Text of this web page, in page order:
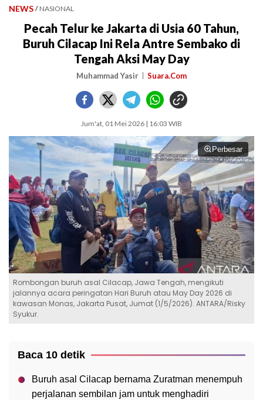
NEWS / NASIONAL
Pecah Telur ke Jakarta di Usia 60 Tahun,
Buruh Cilacap Ini Rela Antre Sembako di
Tengah Aksi May Day
Muhammad Yasir Suara.Com
Jum'at, 01 Mei 2026 | 16:03 WIB
Perbesar
Rombongan buruh asal Cilacap, Jawa Tengah, mengikuti
jalannya acara peringatan Hari Buruh atau May Day 2026 di
kawasan Monas, Jakarta Pusat, Jumat (1/5/2026). ANTARA/Risky
Syukur.
Baca 10 detik
Buruh asal Cilacap bernama Zuratman menempuh
perjalanan sembilan jam untuk menghadiri